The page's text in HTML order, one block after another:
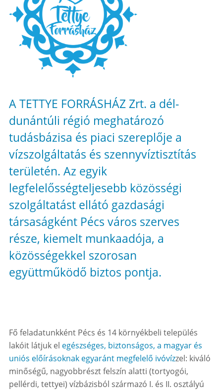
A TETTYE FORRÁSHÁZ Zrt. a dél-
dunántúli régió meghatározó
tudásbázisa és piaci szereplője a
vízszolgáltatás és szennyvíztisztítás
területén. Az egyik
legfelelősségteljesebb közösségi
szolgáltatást ellátó gazdasági
társaságként Pécs város szerves
része, kiemelt munkaadója, a
közösségekkel szorosan
együttműködő biztos pontja.
Fő feladatunkként Pécs és 14 környékbeli település
lakóit látjuk el egészséges, biztonságos, a magyar és
uniós előírásoknak egyaránt megfelelő ivóvízzel: kiváló
minőségű, nagyobbrészt felszín alatti (tortyogói,
pellérdi, tettyei) vízbázisból származó I. és II. osztályú